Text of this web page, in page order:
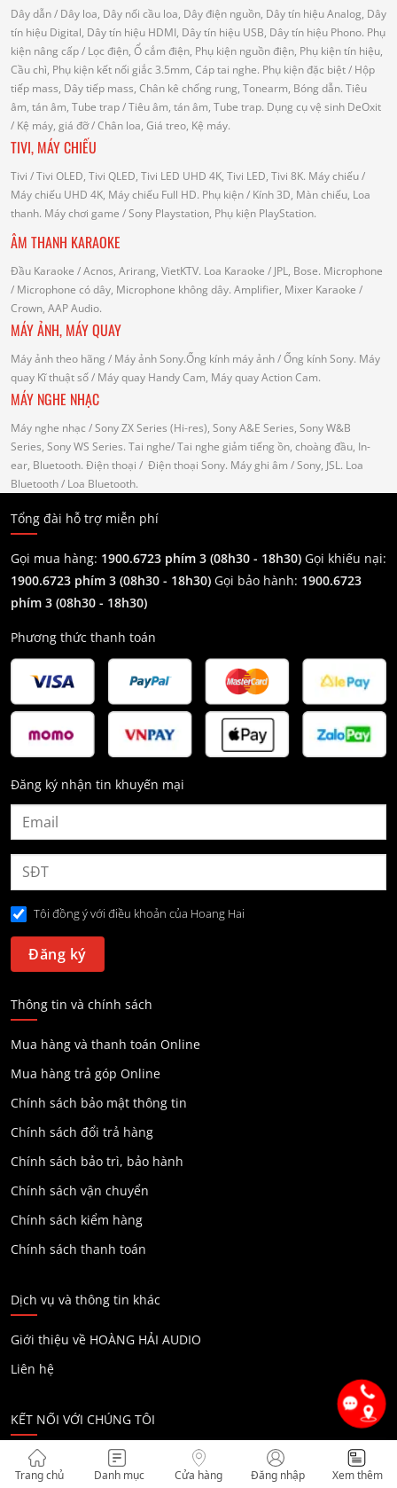
Dây dẫn/ Dây loa, Dây nối cầu loa, Dây điện nguồn, Dây tín hiệu Analog, Dây
tín hiệu Digital, Dây tín hiệu HDMI, Dây tín hiệu USB, Dây tín hiệu Phono. Phụ
kiện nâng cấp/ Lọc điện, Ổ cắm điện, Phụ kiện nguồn điện, Phụ kiện tín hiệu,
Cầu chì, Phụ kiện kết nối giắc 3.5mm, Cáp tai nghe. Phụ kiện đặc biệt/ Hộp
tiếp mass, Dây tiếp mass, Chân kê chống rung, Tonearm, Bóng dẫn. Tiêu
âm, tán âm, Tube trap/ Tiêu âm, tán âm, Tube trap. Dụng cụ vệ sinh DeOxit
/ Kệ máy, giá đỡ/ Chân loa, Giá treo, Kệ máy.
TIVI, MÁY CHIẾU
Tivi / Tivi OLED, Tivi QLED, Tivi LED UHD 4K, Tivi LED, Tivi 8K. Máy chiếu/
Máy chiếu UHD 4K, Máy chiếu Full HD. Phụ kiện/ Kính 3D, Màn chiếu, Loa
thanh. Máy chơi game / Sony Playstation, Phụ kiện PlayStation.
ÂM THANH KARAOKE
Đầu Karaoke / Acnos, Arirang, VietKTV. Loa Karaoke / JPL, Bose. Microphone
/ Microphone có dây, Microphone không dây. Amplifier, Mixer Karaoke /
Crown, AAP Audio.
MÁY ẢNH, MÁY QUAY
Máy ảnh theo hãng / Máy ảnh Sony.Ống kính máy ảnh / Ống kính Sony. Máy
quay Kĩ thuật số/ Máy quay Handy Cam, Máy quay Action Cam.
MÁY NGHE NHẠC
Máy nghe nhạc / Sony ZX Series (Hi-res), Sony A&E Series, Sony W&B
Series, Sony WS Series. Tai nghe/ Tai nghe giảm tiếng ồn, choàng đầu, In-
ear, Bluetooth. Điện thoại / Điện thoại Sony. Máy ghi âm / Sony, JSL. Loa
Bluetooth/ Loa Bluetooth.
Tổng đài hỗ trợ miễn phí
Gọi mua hàng: 1900.6723 phím 3 (08h30 - 18h30) Gọi khiếu nại:
1900.6723 phím 3 (08h30 - 18h30) Gọi bảo hành: 1900.6723
phím 3 (08h30 - 18h30)
Phương thức thanh toán
Đăng ký nhận tin khuyến mại
Tôi đồng ý với điều khoản của Hoang Hai
Thông tin và chính sách
Mua hàng và thanh toán Online
Mua hàng trả góp Online
Chính sách bảo mật thông tin
Chính sách đổi trả hàng
Chính sách bảo trì, bảo hành
Chính sách vận chuyển
Chính sách kiểm hàng
Chính sách thanh toán
Dịch vụ và thông tin khác
Giới thiệu về HOÀNG HẢI AUDIO
Liên hệ
KẾT NỐI VỚI CHÚNG TÔI
Trang chủ Danh mục Cửa hàng Đăng nhập Xem thêm